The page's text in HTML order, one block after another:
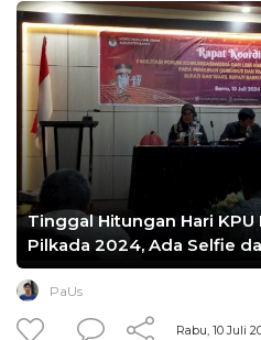
Tinggal Hitungan Hari
Pilkada 2024, Ada Selfie
PaUs
Rabu, 10 Juli